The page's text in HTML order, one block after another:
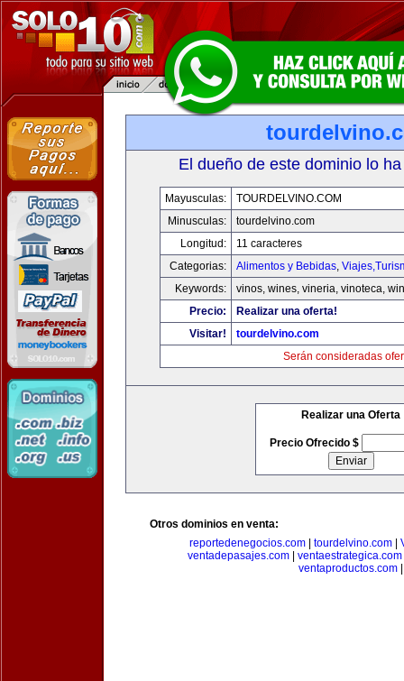
El dueño de este dominio lo
Mayusculas:
TOURDELVINO.COM
Minusculas:
tourdelvino.com
Longitud:
11 caracteres
Categorias:
Alimentos y Bebidas,
Keywords:
vinos, wines, vineria, vinoteca,
Precio:
Realizar una oferta!
Visitar!
tourdelvino.com
Serán consideradas
Realizar una Oferta
Precio Ofrecido $
Otros dominios en venta:
reportedenegocios.com| tourdelvino.com|
ventadepasajes.com
ventaestrategica.com
ventaproductos.com